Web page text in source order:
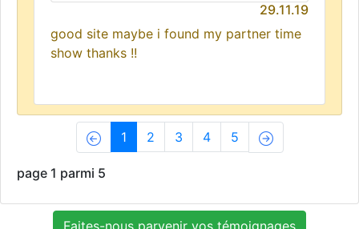
29.11.19
good site maybe i found my partner time
show thanks !!
1(current)
2 3 4 5
page 1 parmi 5
Faites-nous parvenir vos témoignages